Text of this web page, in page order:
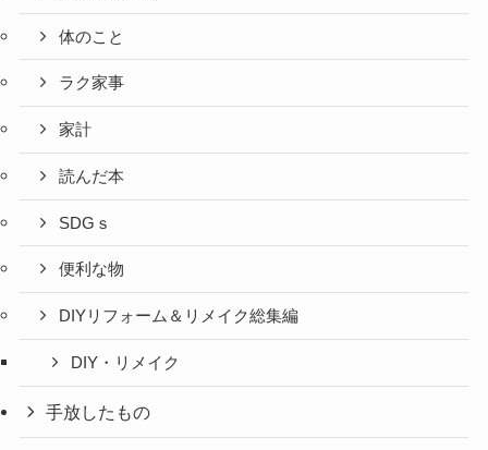
体のこと
ラク家事
家計
読んだ本
SDGｓ
便利な物
DIYリフォーム＆リメイク総集編
DIY・リメイク
手放したもの